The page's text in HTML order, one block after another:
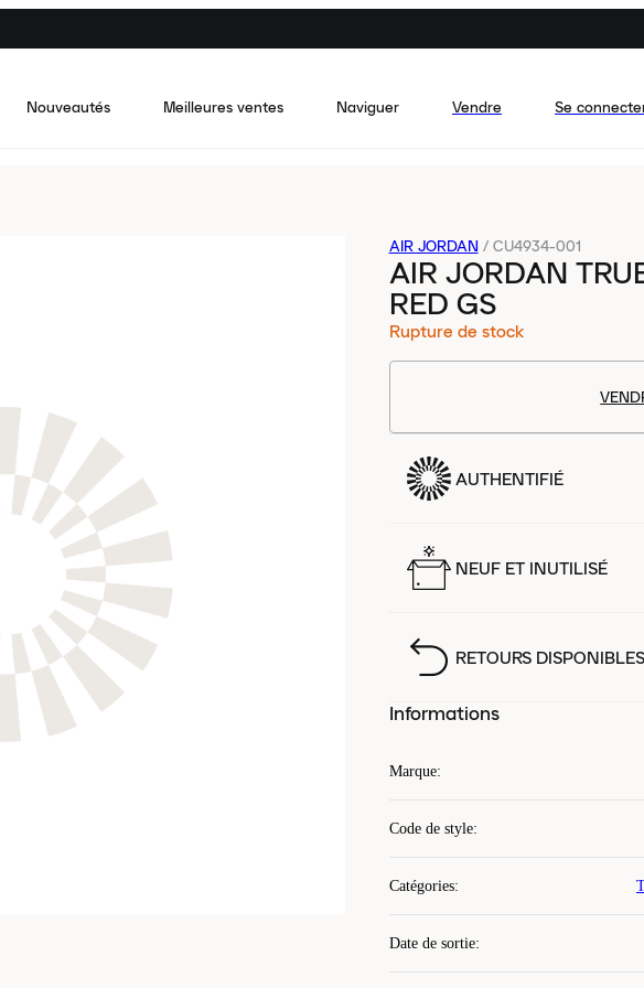
Nouveautés Meilleures ventes Naviguer Vendre Se
AIR JORDAN / CU4934-001
AIR JORDAN
RED GS
Rupture de stock
AUTHENTIFIÉ
NEUF ET INUTILISÉ
RETOURS DISPONIBLES
Informations
Marque:
Code de style:
Catégories:
Date de sortie: